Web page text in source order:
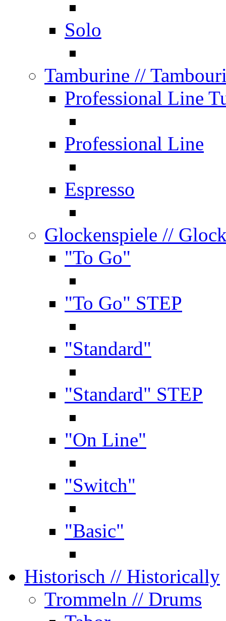
Solo
Tamburine //
Professional Line
Professional Line
Espresso
Glockenspiele //
"To Go"
"To Go" STEP
"Standard"
"Standard" STEP
"On Line"
"Switch"
"Basic"
Historisch // Historically
Trommeln // Drums